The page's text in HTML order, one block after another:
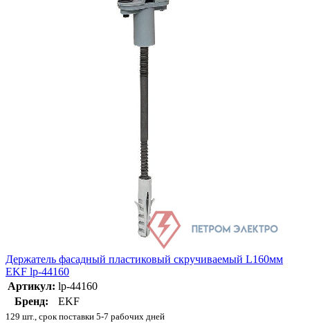
Держатель фасадный пластиковый скручиваемый L160мм
EKF lp-44160
Артикул: lp-44160
Бренд:
EKF
129 шт., срок поставки 5-7 рабочих дней